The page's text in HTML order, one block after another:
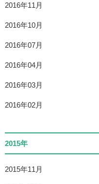
2016年11月
2016年10月
2016年07月
2016年04月
2016年03月
2016年02月
2015年
2015年11月